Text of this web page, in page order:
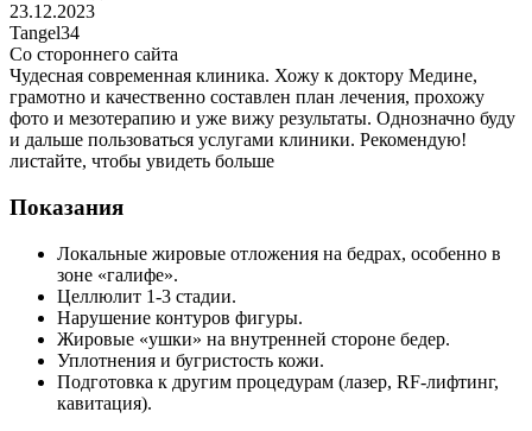
23.12.2023
Tangel34
Со стороннего сайта
Чудесная современная клиника. Хожу к доктору Медине,
грамотно и качественно составлен план лечения, прохожу
фото и мезотерапию и уже вижу результаты. Однозначно буду
и дальше пользоваться услугами клиники. Рекомендую!
листайте, чтобы увидеть больше
Показания
Локальные жировые отложения на бедрах, особенно в
зоне «галифе».
Целлюлит 1-3 стадии.
Нарушение контуров фигуры.
Жировые «ушки» на внутренней стороне бедер.
Уплотнения и бугристость кожи.
Подготовка к другим процедурам (лазер, RF-лифтинг,
кавитация).